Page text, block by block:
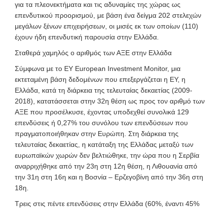
για τα πλεονεκτήματα και τις αδυναμίες της χώρας ως
επενδυτικού προορισμού, με βάση ένα δείγμα 202 στελεχών
μεγάλων ξένων επιχειρήσεων, οι μισές εκ των οποίων (110)
έχουν ήδη επενδυτική παρουσία στην Ελλάδα.
Σταθερά χαμηλός ο αριθμός των ΑΞΕ στην Ελλάδα
Σύμφωνα με το ΕΥ European Investment Monitor, μια
εκτεταμένη βάση δεδομένων που επεξεργάζεται η ΕΥ, η
Ελλάδα, κατά τη διάρκεια της τελευταίας δεκαετίας (2009-
2018), κατατάσσεται στην 32η θέση ως προς τον αριθμό των
ΑΞΕ που προσέλκυσε, έχοντας υποδεχθεί συνολικά 129
επενδύσεις ή 0,27% του συνόλου των επενδύσεων που
πραγματοποιήθηκαν στην Ευρώπη. Στη διάρκεια της
τελευταίας δεκαετίας, η κατάταξη της Ελλάδας μεταξύ των
ευρωπαϊκών χωρών δεν βελτιώθηκε, την ώρα που η Σερβία
αναρριχήθηκε από την 23η στη 12η θέση, η Λιθουανία από
την 31η στη 16η και η Βοσνία – Ερζεγοβίνη από την 36η στη
18η.
Τρεις στις πέντε επενδύσεις στην Ελλάδα (60%, έναντι 45%